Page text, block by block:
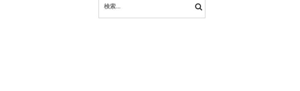
索: